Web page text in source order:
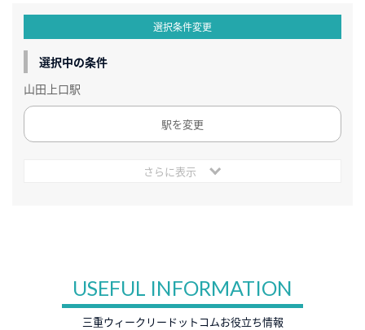
選択条件変更
選択中の条件
山田上口駅
駅を変更
さらに表示
USEFUL INFORMATION
三重ウィークリードットコムお役立ち情報